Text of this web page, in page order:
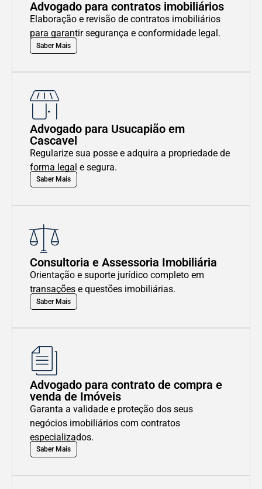
Advogado para contratos imobiliários
Elaboração e revisão de contratos imobiliários
para garantir segurança e conformidade legal.
Saber Mais
Advogado para Usucapião em
Cascavel
Regularize sua posse e adquira a propriedade de
forma legal e segura.
Saber Mais
Consultoria e Assessoria Imobiliária
Orientação e suporte jurídico completo em
transações e questões imobiliárias.
Saber Mais
Advogado para contrato de compra e
venda de Imóveis
Garanta a validade e proteção dos seus
negócios imobiliários com contratos
especializados.
Saber Mais